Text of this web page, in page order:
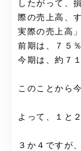
したがって、
際の売上高、
実際の売上高
前期は、７５％
今期は、約７
このことから
よって、１と
３か４ですが